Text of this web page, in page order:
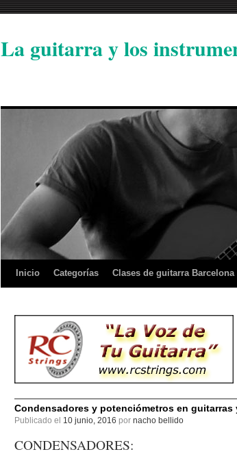
La guitarra y los
Inicio Categorías Clases de guitarra Barcelona
Condensadores y potenciómetros en
Publicado el 10 junio, 2016 por nacho bellido
CONDENSADORES: